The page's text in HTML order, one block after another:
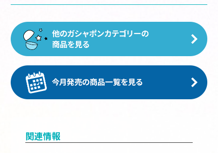
関連情報